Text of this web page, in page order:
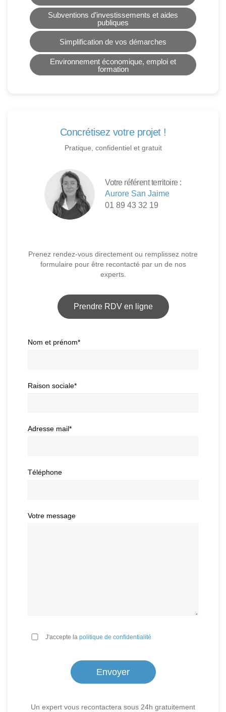
Subventions d’investissements et aides
publiques
Simplification de vos démarches
Environnement économique, emploi et
formation
Concrétisez votre projet !
Pratique, confidentiel et gratuit
Votre référent territoire :
Aurore San Jaime
01 89 43 32 19
Prenez rendez-vous directement ou remplissez notre
formulaire pour être recontacté par un de nos
experts.
Prendre RDV en ligne
Nom et prénom*
Raison sociale*
Adresse mail*
Téléphone
Votre message
J'accepte la politique de confidentialité
Un expert vous recontactera sous 24h gratuitement